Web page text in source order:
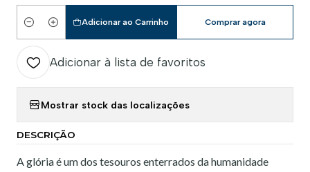
Quantidade
Adicionar ao Carrinho Comprar agora
Adicionar à lista de favoritos
Mostrar stock das localizações
DESCRIÇÃO
A glória é um dos tesouros enterrados da humanidade